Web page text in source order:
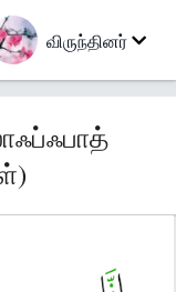
விருந்தினர்